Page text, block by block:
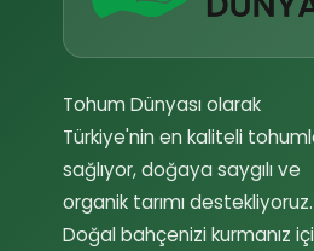
Tohum Dünyası olarak
Türkiye'nin en kaliteli
sağlıyor, doğaya saygılı ve
organik tarımı destekliyoruz.
Doğal bahçenizi kurmanız